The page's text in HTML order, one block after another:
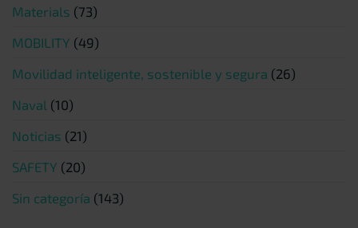
Materials (73)
MOBILITY (49)
Movilidad inteligente, sostenible y segura (26)
Naval (10)
Noticias (21)
SAFETY (20)
Sin categoría (143)